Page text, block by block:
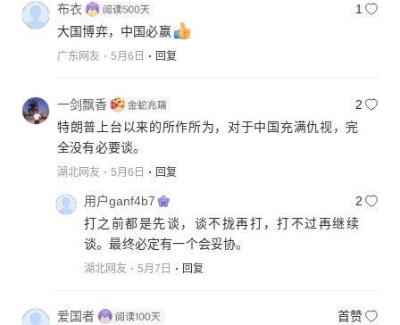
布衣
1
大国博弈，中国必赢
广东网友 5月6日 回复
一剑飘香
2
特朗普上台以来的所作所为，对于中国充满仇视，完
全没有必要谈。
湖北网友 5月6日 回复
用户ganf4b7
2
打之前都是先谈，谈不拢再打，打不过再继续
谈。最终必定有一个会妥协。
湖北网友 5月7日 回复
爱国者 首赞